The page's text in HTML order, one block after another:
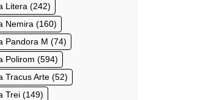
Litera (242)
Nemira (160)
Pandora M (74)
Polirom (594)
Tracus Arte (52)
Trei (149)